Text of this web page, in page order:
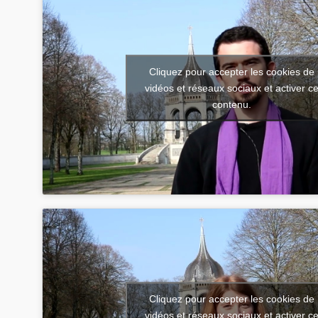
Cliquez pour accepter les cookies de
vidéos et réseaux sociaux et activer
contenu.
Cliquez pour accepter les cookies de
vidéos et réseaux sociaux et activer